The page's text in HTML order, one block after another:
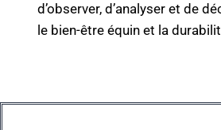
d’observer, d’analyser et de
le bien-être équin et la